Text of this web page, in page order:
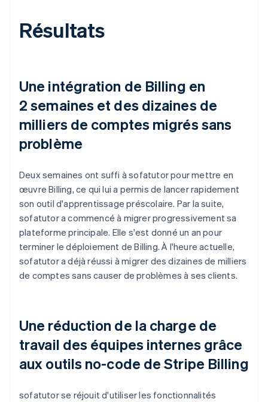
Résultats
Une intégration de Billing en
2 semaines et des dizaines de
milliers de comptes migrés sans
problème
Deux semaines ont suffi à sofatutor pour mettre en
œuvre Billing, ce qui lui a permis de lancer rapidement
son outil d'apprentissage préscolaire. Par la suite,
sofatutor a commencé à migrer progressivement sa
plateforme principale. Elle s'est donné un an pour
terminer le déploiement de Billing. À l'heure actuelle,
sofatutor a déjà réussi à migrer des dizaines de milliers
de comptes sans causer de problèmes à ses clients.
Une réduction de la charge de
travail des équipes internes grâce
aux outils no-code de Stripe Billing
sofatutor se réjouit d'utiliser les fonctionnalités